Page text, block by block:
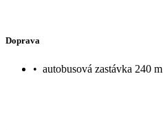
Doprava
• autobusová zastávka 240 m